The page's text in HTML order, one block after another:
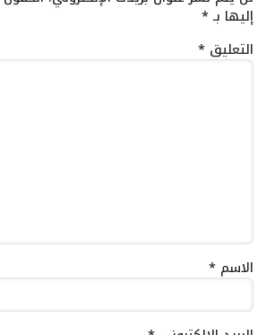
إليها بـ*
التعليق *
الاسم *